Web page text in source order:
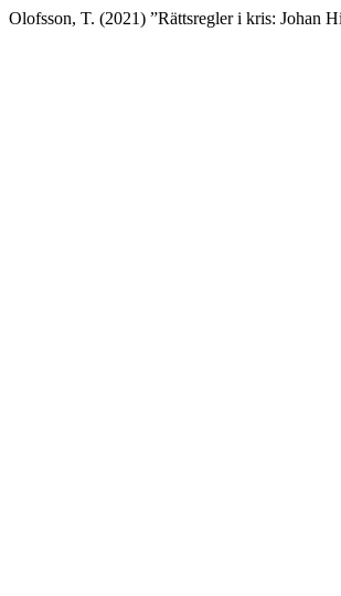
Olofsson, T. (2021) ”Rättsregler i kris: Johan